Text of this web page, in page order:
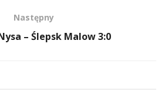
Następny
– Ślepsk Malow 3:0